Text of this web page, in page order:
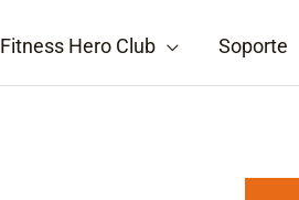
Fitness Hero Club Soporte